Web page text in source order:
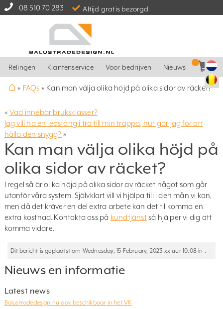
08 510 70 283 Altijd gratis bezorgd
Relingen Klantenservice Voor bedrijven Nieuws
⌂ » FAQs » Kan man välja olika höjd på olika sidor av räcket?
« Vad innebär bruksklasser?
Jag vill ha en ledstång i trä till min trappa, hur gör jag för att
hålla den snygg? »
Kan man välja olika höjd på
olika sidor av räcket?
I regel så är olika höjd på olika sidor av räcket något som går
utanför våra system. Självklart vill vi hjälpa till i den mån vi kan,
men då det kräver en del extra arbete kan det tillkomma en
extra kostnad. Kontakta oss på kundtjänstså hjälper vi dig att
komma vidare.
Dit bericht is geplaatst om Wednesday, 15 February, 2023 xx uur 10:08 in .
Nieuws en informatie
Latest news
Balustradedesign nu ook beschikbaar in het VK